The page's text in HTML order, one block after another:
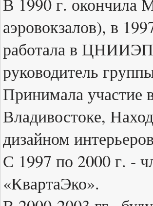
аэровокзалов), в
работала в
руководитель
Принимала участие
Владивостоке,
дизайном
С 1997 по 2000 г. -
«КвартаЭко».